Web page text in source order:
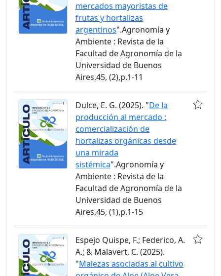
mercados mayoristas de
frutas y hortalizas
argentinos".Agronomía y
Ambiente : Revista de la
Facultad de Agronomía de la
Universidad de Buenos
Aires,45, (2),p.1-11
Dulce, E. G. (2025). "De la
producción al mercado :
comercialización de
hortalizas orgánicas desde
una mirada
sistémica".Agronomía y
Ambiente : Revista de la
Facultad de Agronomía de la
Universidad de Buenos
Aires,45, (1),p.1-15
Espejo Quispe, F.; Federico, A.
A.; & Malavert, C. (2025).
"Malezas asociadas al cultivo